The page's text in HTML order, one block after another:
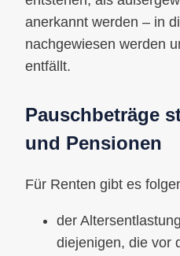
anerkannt werden – in
nachgewiesen werden
entfällt.
Pauschbeträge
und Pensionen
Für Renten gibt es
der
diejenigen, die vor